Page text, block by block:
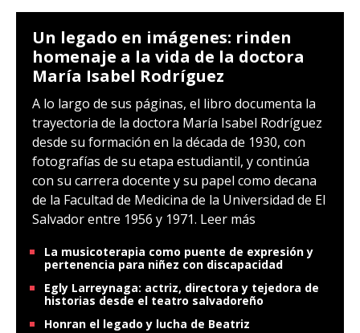
Un legado en imágenes: rinden
homenaje a la vida de la doctora
María Isabel Rodríguez
A lo largo de sus páginas, el libro documenta la
trayectoria de la doctora María Isabel Rodríguez
desde su formación en la década de 1930, con
fotografías de su etapa estudiantil, y continúa
con su carrera docente y su papel como decana
de la Facultad de Medicina de la Universidad de El
Salvador entre 1956 y 1971. Leer más
La musicoterapia como puente de expresión y
pertenencia para niñez con discapacidad
Egly Larreynaga: actriz, directora y tejedora de
historias desde el teatro salvadoreño
Honran el legado y lucha de Beatriz